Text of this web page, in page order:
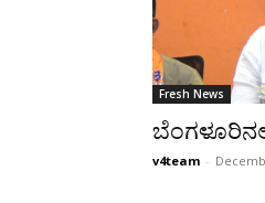
Fresh News
v4team -